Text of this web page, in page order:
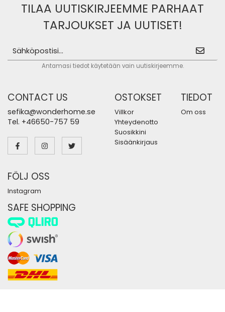
TILAA UUTISKIRJEEMME PARHAAT
TARJOUKSET JA UUTISET!
Antamasi tiedot käytetään vain uutiskirjeemme.
CONTACT US
sefika@wonderhome.se
Tel. +46650-757 59
OSTOKSET
Villkor
Yhteydenotto
Suosikkini
Sisäänkirjaus
TIEDOT
Om oss
FÖLJ OSS
Instagram
SAFE SHOPPING